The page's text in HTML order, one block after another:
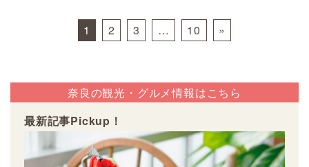
Posts navigation
1 2 3 … 10 »
奈良の観光・グルメ情報はこちら
最新記事Pickup！